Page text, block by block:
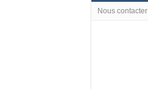
Nous contacter